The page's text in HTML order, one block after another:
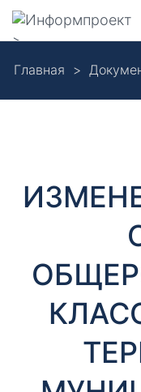
main
Навигация
>
Главная
Д
к